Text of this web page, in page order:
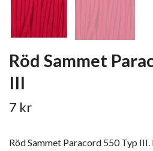
Röd Sammet
III
7 kr
Röd Sammet Paracord 550 Typ III.